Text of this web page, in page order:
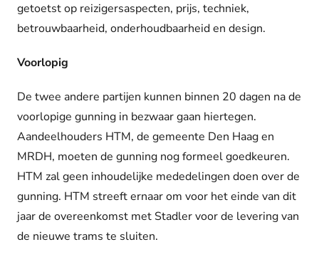
getoetst op reizigersaspecten, prijs, techniek,
betrouwbaarheid, onderhoudbaarheid en design.
Voorlopig
De twee andere partijen kunnen binnen 20 dagen na de
voorlopige gunning in bezwaar gaan hiertegen.
Aandeelhouders HTM, de gemeente Den Haag en
MRDH, moeten de gunning nog formeel goedkeuren.
HTM zal geen inhoudelijke mededelingen doen over de
gunning. HTM streeft ernaar om voor het einde van dit
jaar de overeenkomst met Stadler voor de levering van
de nieuwe trams te sluiten.